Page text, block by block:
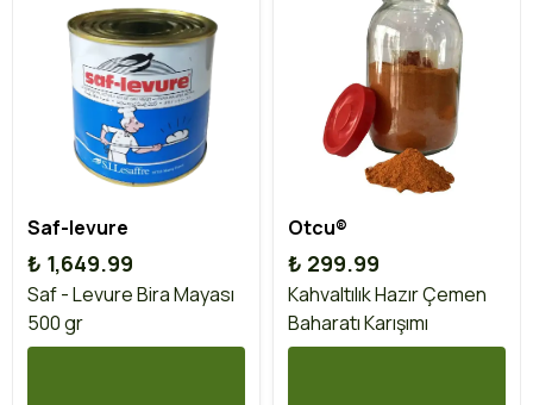
Saf-levure
₺ 1,649.99
Saf - Levure Bira Mayası
500 gr
Otcu®
₺ 299.99
Kahvaltılık Hazır Çemen
Baharatı Karışımı